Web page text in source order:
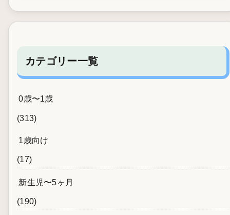
カテゴリー一覧
0歳〜1歳
(313)
1歳向け
(17)
新生児〜5ヶ月
(190)